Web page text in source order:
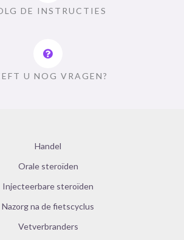
DE INSTRUCTIES
U NOG VRAGEN?
Handel
Orale steroïden
Injecteerbare steroïden
Nazorg na de fietscyclus
Vetverbranders